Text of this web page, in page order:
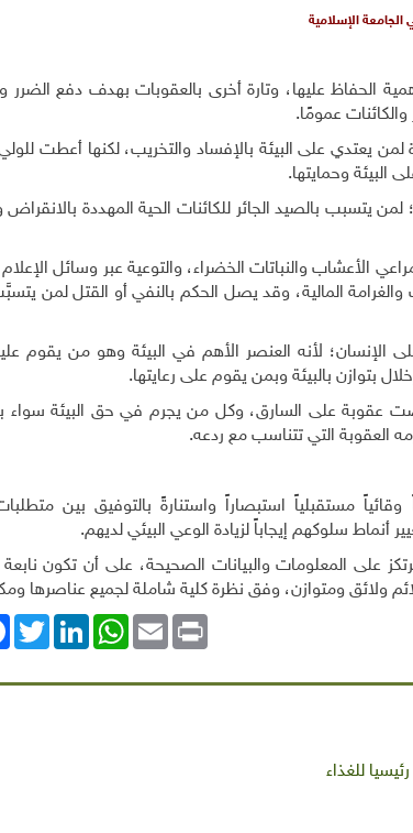
الجامعة الإسلامية
الحفاظ عليها، وتارة أخرى بالعقوبات بهدف دفع الضرر
عمومًا.
يعتدي على البيئة بالإفساد والتخريب، لكنها أعطت
البيئة وحمايتها.
يتسبب بالصيد الجائر للكائنات الحية المهددة بالانقراض
الأعشاب والنباتات الخضراء، والتوعية عبر وسائل الإعلام
والغرامة المالية، وقد يصل الحكم بالنفي أو القتل لمن
لأنه العنصر الأهم في البيئة وهو من يقوم
بتوازن بالبيئة وبمن يقوم على رعايتها.
عقوبة على السارق، وكل من يجرم في حق البيئة سواء
العقوبة التي تتناسب مع ردعه.
مستقبلياً استبصاراً واستنارةً بالتوفيق بين
أنماط سلوكهم إيجاباً لزيادة الوعي البيئي لديهم.
على المعلومات والبيانات الصحيحة، على أن تكون
ولائق ومتوازن، وفق نظرة كلية شاملة لجميع عناصرها
LinkedIn
WhatsAppEmail Print
للغذاء